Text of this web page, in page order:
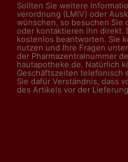
Sollten Sie weitere
verordnung (LMIV) oder
wünschen, so besuchen Sie
oder kontaktieren ihn direkt.
kostenlos beantworten. Sie
nutzen und Ihre Fragen
der Pharmazentralnummer
hautapotheke.de. Natürlich
Geschäftszeiten telefonisch
Sie dafür Verständnis, dass
des Artikels vor der